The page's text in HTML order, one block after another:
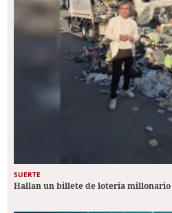
SUERTE
Hallan un billete de lotería